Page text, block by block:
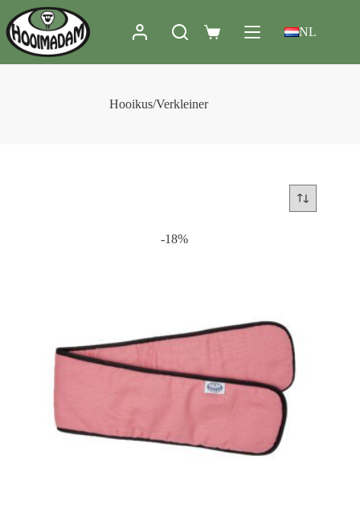
NL
Hooikus/Verkleiner
-18%